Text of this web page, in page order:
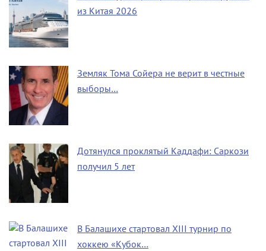
из Китая 2026
Земляк Тома Сойера не верит в честные
выборы…
Дотянулся проклятый Каддафи: Саркози
получил 5 лет
В Балашихе стартовал XIII турнир по
хоккею «Кубок…